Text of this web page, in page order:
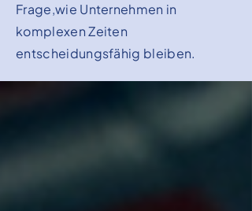
Frage,wie Unternehmen in
komplexen Zeiten
entscheidungsfähig bleiben.